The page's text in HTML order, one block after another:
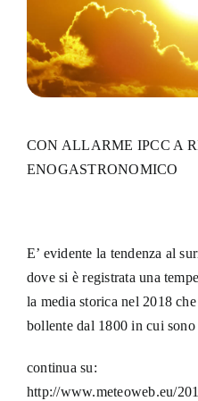
CON ALLARME IPCC A
ENOGASTRONOMICO
E’ evidente la tendenza al
dove si è registrata una
la media storica nel 2018
bollente dal 1800 in cui
continua su:
http://www.meteoweb.eu/